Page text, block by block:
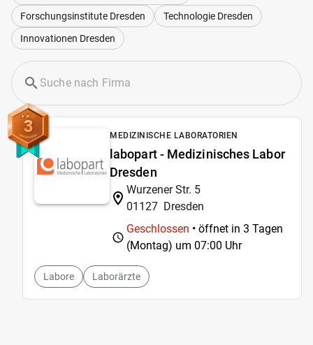
Forschungsinstitute Dresden
Technologie Dresden
Innovationen Dresden
3 MEDIZINISCHE LABORATORIEN
labopart - Medizinisches Labor
Dresden
Wurzener Str. 5
01127 Dresden
Geschlossen • öffnet in 3 Tagen
(Montag) um 07:00 Uhr
Labore Laborärzte